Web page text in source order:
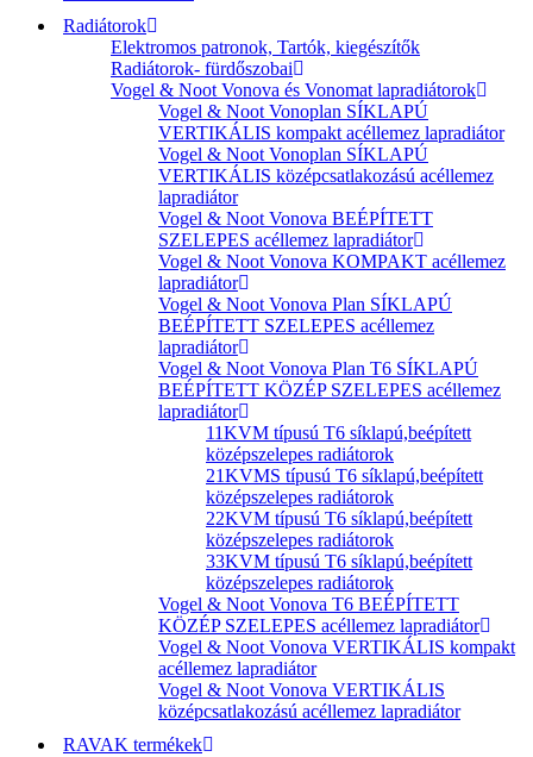
Radiátorok
Elektromos patronok, Tartók, kiegészítők
Radiátorok- fürdőszobai
Vogel & Noot Vonova és Vonomat lapradiátorok
Vogel & Noot Vonoplan SÍKLAPÚ
VERTIKÁLIS kompakt acéllemez lapradiátor
Vogel & Noot Vonoplan SÍKLAPÚ
VERTIKÁLIS középcsatlakozású acéllemez
lapradiátor
Vogel & Noot Vonova BEÉPÍTETT
SZELEPES acéllemez lapradiátor
Vogel & Noot Vonova KOMPAKT acéllemez
lapradiátor
Vogel & Noot Vonova Plan SÍKLAPÚ
BEÉPÍTETT SZELEPES acéllemez
lapradiátor
Vogel & Noot Vonova Plan T6 SÍKLAPÚ
BEÉPÍTETT KÖZÉP SZELEPES acéllemez
lapradiátor
11KVM típusú T6 síklapú,beépített
középszelepes radiátorok
21KVMS típusú T6 síklapú,beépített
középszelepes radiátorok
22KVM típusú T6 síklapú,beépített
középszelepes radiátorok
33KVM típusú T6 síklapú,beépített
középszelepes radiátorok
Vogel & Noot Vonova T6 BEÉPÍTETT
KÖZÉP SZELEPES acéllemez lapradiátor
Vogel & Noot Vonova VERTIKÁLIS kompakt
acéllemez lapradiátor
Vogel & Noot Vonova VERTIKÁLIS
középcsatlakozású acéllemez lapradiátor
RAVAK termékek